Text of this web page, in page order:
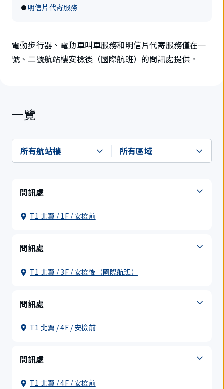
明信片代寄服務
電動步行器、電動車叫車服務和明信片代寄服務僅在一
號、二號航站樓安檢後（國際航班）的問訊處提供。
一覽
問訊處
T1 北翼 / 1F / 安檢前
問訊處
T1 北翼 / 3F / 安檢後（國際航班）
問訊處
T1 北翼 / 4F / 安檢前
問訊處
T1 北翼 / 4F / 安檢前